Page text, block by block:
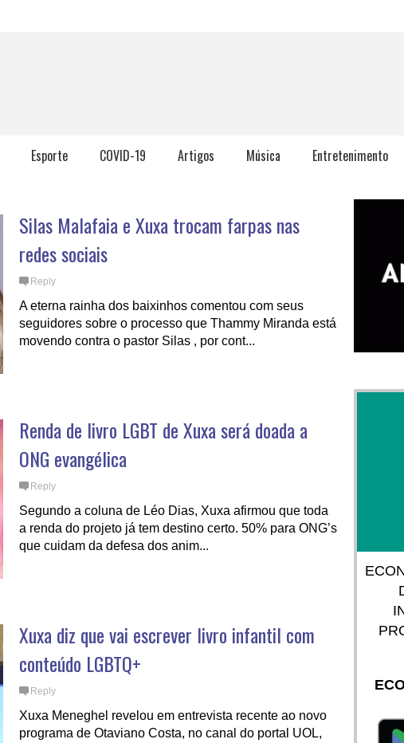
Esporte COVID-19 Artigos Música Entretenimento
Silas Malafaia e Xuxa trocam farpas nas
redes sociais
Reply
A eterna rainha dos baixinhos comentou com seus
seguidores sobre o processo que Thammy Miranda está
movendo contra o pastor Silas , por cont...
Renda de livro LGBT de Xuxa será doada a
ONG evangélica
Reply
Segundo a coluna de Léo Dias, Xuxa afirmou que toda
a renda do projeto já tem destino certo. 50% para ONG’s
que cuidam da defesa dos anim...
Xuxa diz que vai escrever livro infantil com
conteúdo LGBTQ+
Reply
Xuxa Meneghel revelou em entrevista recente ao novo
programa de Otaviano Costa, no canal do portal UOL,